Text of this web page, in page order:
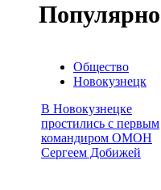
Общество
Новокузнецк
В Новокузнецке
простились с первым
командиром ОМОН
Сергеем Добижей